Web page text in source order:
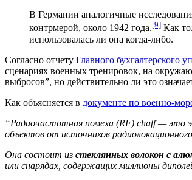
В Германии аналогичные
контрмерой, около 1942 года.[9] Как
использовалась ли она когда-либо.
Согласно отчету Главного бухгалтерского
сценариях военных тренировок, на
выбросов”, но действительно ли это
Как объясняется в документе по военно-
“Радиочастотная помеха (RF) chaff — это
объектов от источников
Она состоит из стеклянных волокон с
или снарядах, содержащих миллионы